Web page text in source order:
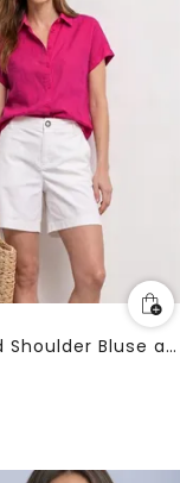
Dropped Shoulder Bluse aus Leinen